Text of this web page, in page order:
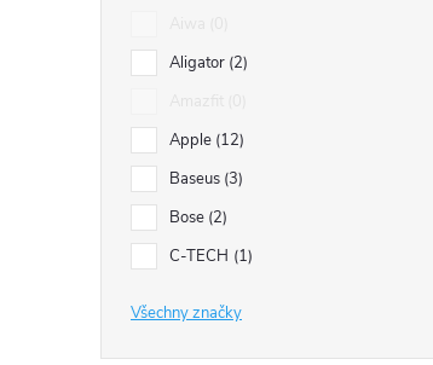
Aligator 2
Apple 12
Baseus 3
Bose 2
C-TECH 1
Všechny značky